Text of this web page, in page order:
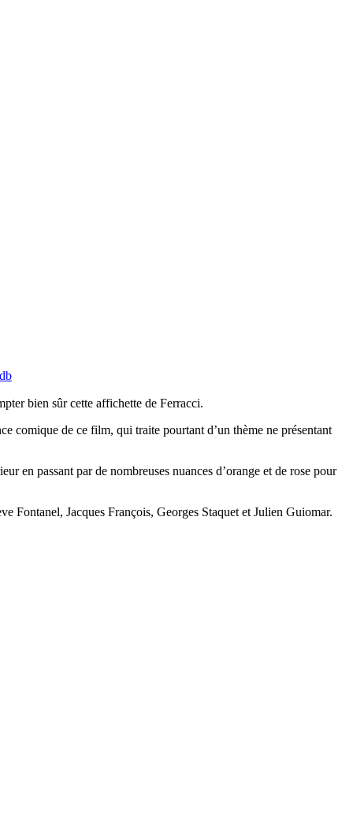
bien sûr cette affichette de Ferracci.
comique de ce film, qui traite pourtant d’un thème ne présentant
en passant par de nombreuses nuances d’orange et de rose pour
Fontanel, Jacques François, Georges Staquet et Julien Guiomar.